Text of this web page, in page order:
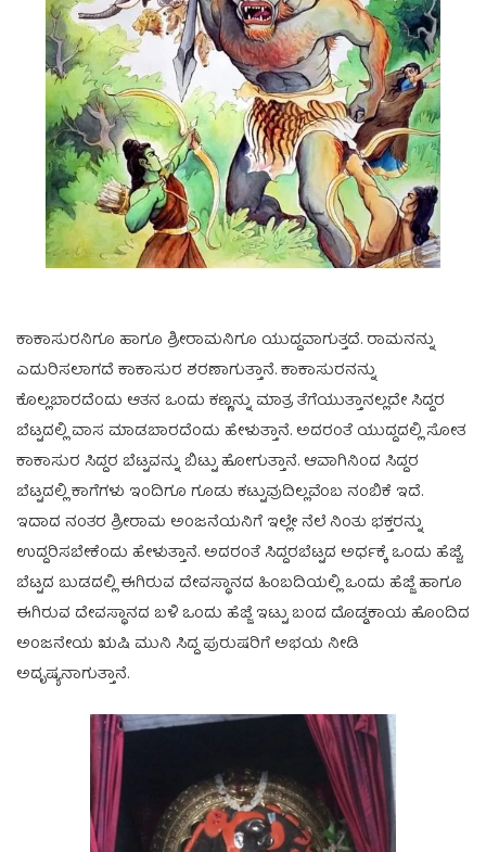
ಕಾಕಾಸುರನಿಗೂ ಹಾಗೂ ಶ್ರೀರಾಮನಿಗೂ ಯುದ್ದವಾಗುತ್ತದೆ. ರಾಮನನ್ನು
ಎದುರಿಸಲಾಗದೆ ಕಾಕಾಸುರ ಶರಣಾಗುತ್ತಾನೆ. ಕಾಕಾಸುರನನ್ನು
ಕೊಲ್ಲಬಾರದೆಂದು ಆತನ ಒಂದು ಕಣ್ಣನ್ನು ಮಾತ್ರ ತೆಗೆಯುತ್ತಾನಲ್ಲದೇ ಸಿದ್ದರ
ಬೆಟ್ಟದಲ್ಲಿ ವಾಸ ಮಾಡಬಾರದೆಂದು ಹೇಳುತ್ತಾನೆ. ಅದರಂತೆ ಯುದ್ದದಲ್ಲಿ ಸೋತ
ಕಾಕಾಸುರ ಸಿದ್ದರ ಬೆಟ್ಟವನ್ನು ಬಿಟ್ಟು ಹೋಗುತ್ತಾನೆ. ಆವಾಗಿನಿಂದ ಸಿದ್ದರ
ಬೆಟ್ಟದಲ್ಲಿ ಕಾಗೆಗಳು ಇಂದಿಗೂ ಗೂಡು ಕಟ್ಟುವುದಿಲ್ಲವೆಂಬ ನಂಬಿಕೆ ಇದೆ.
ಇದಾದ ನಂತರ ಶ್ರೀರಾಮ ಅಂಜನೆಯನಿಗೆ ಇಲ್ಲೇ ನೆಲೆ ನಿಂತು ಭಕ್ತರನ್ನು
ಉದ್ದರಿಸಬೇಕೆಂದು ಹೇಳುತ್ತಾನೆ. ಅದರಂತೆ ಸಿದ್ದರಬೆಟ್ಟದ ಅರ್ಧಕ್ಕೆ ಒಂದು ಹೆಜ್ಜೆ,
ಬೆಟ್ಟದ ಬುಡದಲ್ಲಿ ಈಗಿರುವ ದೇವಸ್ಥಾನದ ಹಿಂಬದಿಯಲ್ಲಿ ಒಂದು ಹೆಜ್ಜೆ ಹಾಗೂ
ಈಗಿರುವ ದೇವಸ್ಥಾನದ ಬಳಿ ಒಂದು ಹೆಜ್ಜೆ ಇಟ್ಟು ಬಂದ ದೊಡ್ಡಕಾಯ ಹೊಂದಿದ
ಅಂಜನೇಯ ಋಷಿ ಮುನಿ ಸಿದ್ದ ಪುರುಷರಿಗೆ ಅಭಯ ನೀಡಿ
ಅದೃಷ್ಯನಾಗುತ್ತಾನೆ.